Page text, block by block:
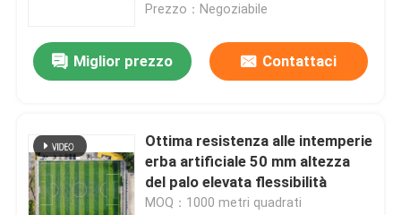
Prezzo：Negoziabile
Miglior prezzo Contattaci
Ottima resistenza alle intemperie
erba artificiale 50 mm altezza
del palo elevata flessibilità
MOQ：1000 metri quadrati